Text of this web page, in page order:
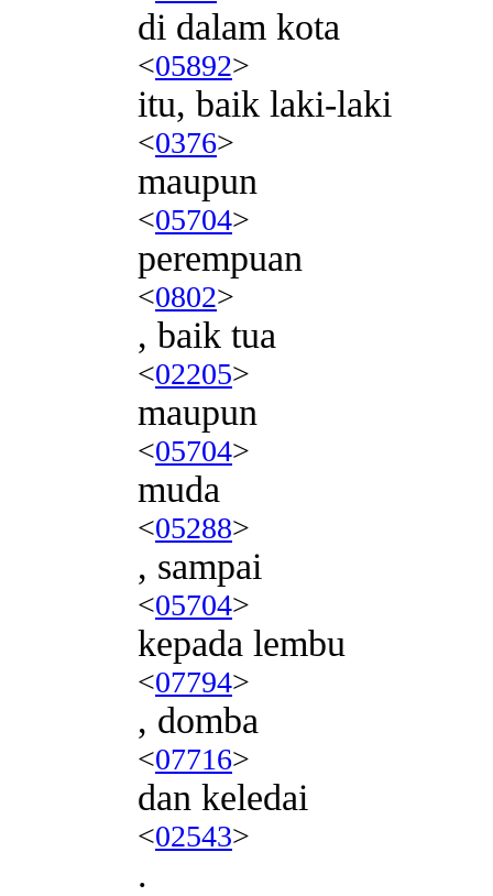
di dalam kota
<05892>
itu, baik laki-laki
<0376>
maupun
<05704>
perempuan
<0802>
, baik tua
<02205>
maupun
<05704>
muda
<05288>
, sampai
<05704>
kepada lembu
<07794>
, domba
<07716>
dan keledai
<02543>
.